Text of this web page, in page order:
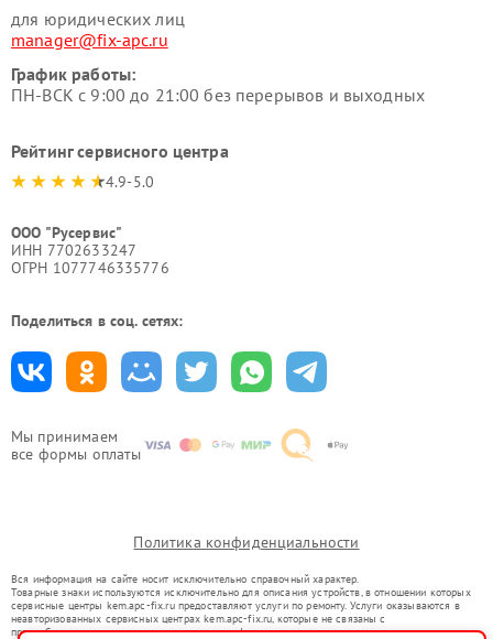
Мы принимаем
все формы оплаты
для юридических лиц
manager@fix-apc.ru
График работы:
ПН-ВСК с 9:00 до 21:00 без перерывов и выходных
Рейтинг сервисного центра
4.9-5.0
ООО "Русервис"
ИНН 7702633247
ОГРН 1077746335776
Поделиться в соц. сетях:
Политика конфиденциальности
Вся информация на сайте носит исключительно справочный характер.
Товарные знаки используются исключительно для описания устройств, в отношении которых
сервисные центры kem.apc-fix.ru предоставляют услуги по ремонту. Услуги оказываются в
неавторизованных сервисных центрах kem.apc-fix.ru, которые не связаны с
правообладателями товарных знаков или их официальными представителями.